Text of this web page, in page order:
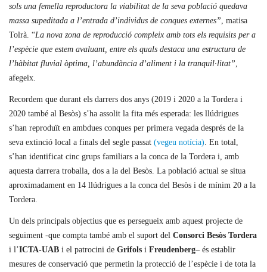
sols una femella reproductora la viabilitat de la seva població quedava
massa supeditada a l’entrada d’individus de conques externes”, matisa
Tolrà. “La nova zona de reproducció compleix amb tots els requisits per a
l’espècie que estem avaluant, entre els quals destaca una estructura de
l’hàbitat fluvial òptima, l’abundància d’aliment i la tranquil·litat”,
afegeix.
Recordem que durant els darrers dos anys (2019 i 2020 a la Tordera i
2020 també al Besòs) s’ha assolit la fita més esperada: les llúdrigues
s’han reproduït en ambdues conques per primera vegada després de la
seva extinció local a finals del segle passat (vegeu notícia). En total,
s’han identificat cinc grups familiars a la conca de la Tordera i, amb
aquesta darrera troballa, dos a la del Besòs. La població actual se situa
aproximadament en 14 llúdrigues a la conca del Besòs i de mínim 20 a la
Tordera.
Un dels principals objectius que es persegueix amb aquest projecte de
seguiment -que compta també amb el suport del Consorci Besòs Tordera
i l’ICTA-UAB i el patrocini de Grifols i Freudenberg– és establir
mesures de conservació que permetin la protecció de l’espècie i de tota la